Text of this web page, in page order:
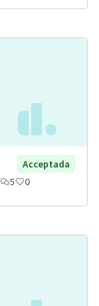
Acceptada
5 0